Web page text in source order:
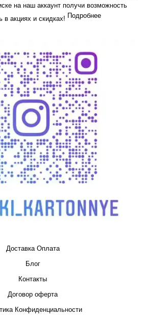
на наш аккаунт получи возможность
в акциях и скидках! Подробнее
Доставка Оплата
Блог
Контакты
Договор оферта
Конфиденциальности